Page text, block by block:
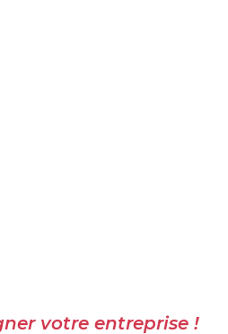
votre entreprise !